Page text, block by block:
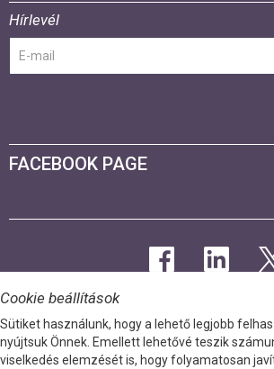
Hírlevél
FACEBOOK PAGE
Cookie beállítások
Sütiket használunk, hogy a lehető legjobb
nyújtsuk Önnek. Emellett lehetővé teszik
viselkedés elemzését is, hogy folyamatosan